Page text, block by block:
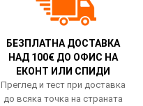
БЕЗПЛАТНА ДОСТАВКА
НАД 100€ ДО ОФИС НА
ЕКОНТ ИЛИ СПИДИ
Преглед и тест при доставка
до всяка точка на страната